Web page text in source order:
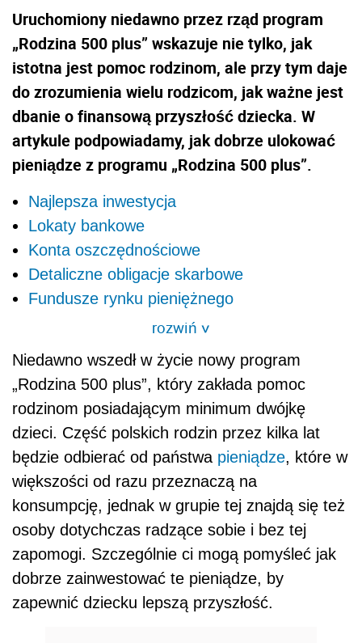
Uruchomiony niedawno przez rząd program
„Rodzina 500 plus” wskazuje nie tylko, jak
istotna jest pomoc rodzinom, ale przy tym daje
do zrozumienia wielu rodzicom, jak ważne jest
dbanie o finansową przyszłość dziecka. W
artykule podpowiadamy, jak dobrze ulokować
pieniądze z programu „Rodzina 500 plus”.
Najlepsza inwestycja
Lokaty bankowe
Konta oszczędnościowe
Detaliczne obligacje skarbowe
Fundusze rynku pieniężnego
rozwiń>
Niedawno wszedł w życie nowy program
„Rodzina 500 plus”, który zakłada pomoc
rodzinom posiadającym minimum dwójkę
dzieci. Część polskich rodzin przez kilka lat
będzie odbierać od państwa pieniądze, które w
większości od razu przeznaczą na
konsumpcję, jednak w grupie tej znajdą się też
osoby dotychczas radzące sobie i bez tej
zapomogi. Szczególnie ci mogą pomyśleć jak
dobrze zainwestować te pieniądze, by
zapewnić dziecku lepszą przyszłość.